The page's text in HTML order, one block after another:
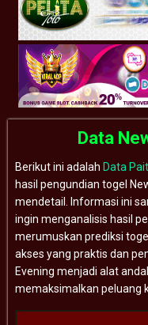
Data
Berikut ini adalah Data
hasil pengundian togel
mendetail. Informasi ini
ingin menganalisis hasil
merumuskan prediksi
akses yang praktis dan
Evening menjadi alat
memaksimalkan peluang